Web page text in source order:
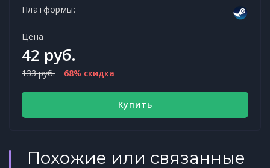
Платформы:
Цена
42 руб.
133 руб. 68% скидка
Купить
Похожие или связанные